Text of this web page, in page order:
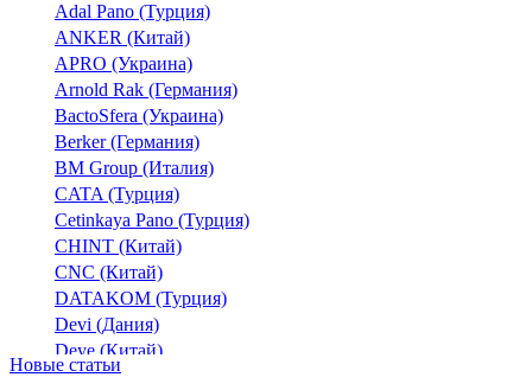
Adal Pano (Турция)
ANKER (Китай)
APRO (Украина)
Arnold Rak (Германия)
BactoSfera (Украина)
Berker (Германия)
BM Group (Италия)
CATA (Турция)
Cetinkaya Pano (Турция)
CHINT (Китай)
CNC (Китай)
DATAKOM (Турция)
Devi (Дания)
Deye (Китай)
DigiTop (Украина)
Новые статьи